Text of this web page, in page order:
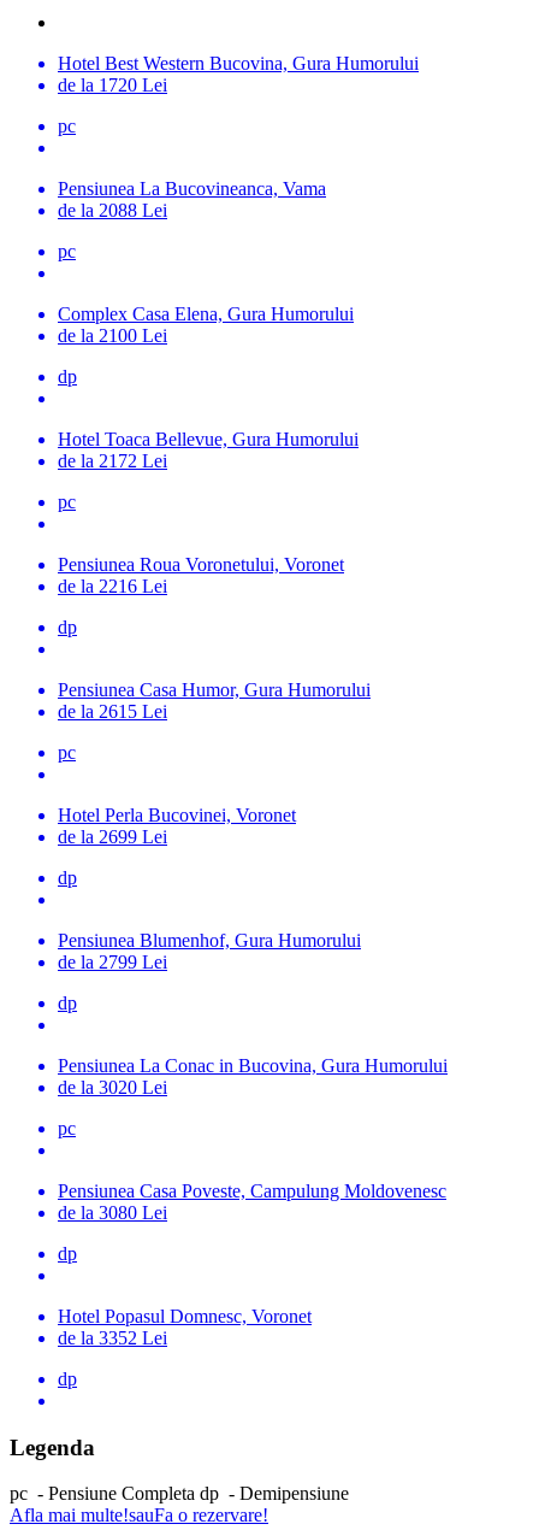
Hotel Best Western Bucovina, Gura Humorului
de la 1720 Lei
pc
Pensiunea La Bucovineanca, Vama
de la 2088 Lei
pc
Complex Casa Elena, Gura Humorului
de la 2100 Lei
dp
Hotel Toaca Bellevue, Gura Humorului
de la 2172 Lei
pc
Pensiunea Roua Voronetului, Voronet
de la 2216 Lei
dp
Pensiunea Casa Humor, Gura Humorului
de la 2615 Lei
pc
Hotel Perla Bucovinei, Voronet
de la 2699 Lei
dp
Pensiunea Blumenhof, Gura Humorului
de la 2799 Lei
dp
Pensiunea La Conac in Bucovina, Gura Humorului
de la 3020 Lei
pc
Pensiunea Casa Poveste, Campulung Moldovenesc
de la 3080 Lei
dp
Hotel Popasul Domnesc, Voronet
de la 3352 Lei
dp
Legenda
pc - Pensiune Completa dp - Demipensiune
Afla mai multe!sauFa o rezervare!